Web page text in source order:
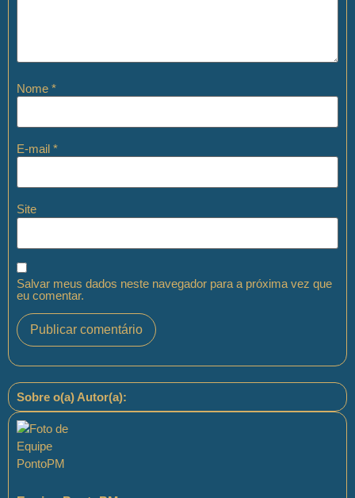
Nome *
E-mail *
Site
Salvar meus dados neste navegador para a próxima vez que
eu comentar.
Sobre o(a) Autor(a):